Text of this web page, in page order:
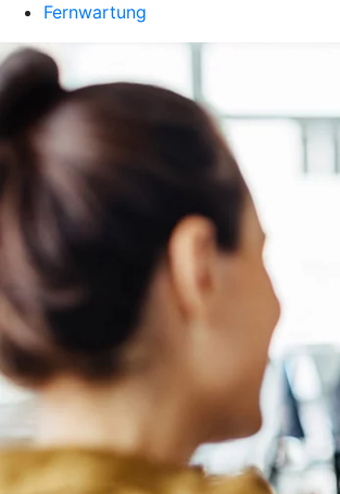
Fernwartung